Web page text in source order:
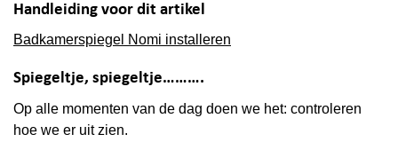
Handleiding voor dit artikel
Badkamerspiegel Nomi installeren
Spiegeltje, spiegeltje……….
Op alle momenten van de dag doen we het: controleren
hoe we er uit zien.